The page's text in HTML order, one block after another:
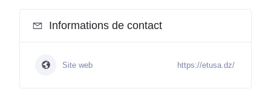
Informations de contact
Site web https://etusa.dz/